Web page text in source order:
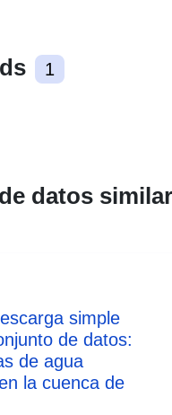
1
datos
simple
de datos:
de agua
la cuenca de